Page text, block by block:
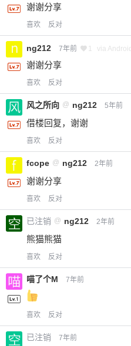
谢谢分享
喜欢 反对
ng212 7年前 1 via Android
谢谢分享
喜欢 反对
风之所向 @ ng212 5年前
借楼回复，谢谢
喜欢 反对
fcope @ ng212 2年前
谢谢分享
喜欢 反对
已注销 @ ng212 2年前
熊猫熊猫
喜欢 反对
喵了个M 7年前
喜欢 反对
已注销 7年前